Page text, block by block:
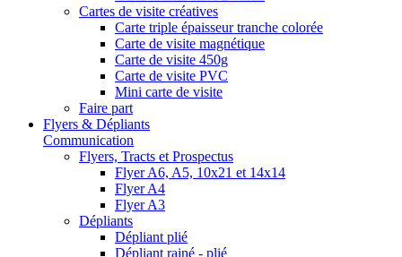
Cartes de visite créatives
Carte triple épaisseur tranche colorée
Carte de visite magnétique
Carte de visite 450g
Carte de visite PVC
Mini carte de visite
Faire part
Flyers & Dépliants
Communication
Flyers, Tracts et Prospectus
Flyer A6, A5, 10x21 et 14x14
Flyer A4
Flyer A3
Dépliants
Dépliant plié
Dépliant rainé - plié